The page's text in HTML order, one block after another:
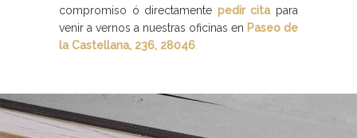
compromiso ó directamente pedir citapara
venir a vernos a nuestras oficinas en Paseo de
la Castellana, 236, 28046